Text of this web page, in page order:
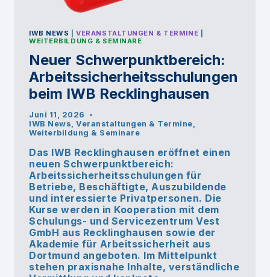
IWB NEWS |VERANSTALTUNGEN & TERMINE
WEITERBILDUNG & SEMINARE
Neuer Schwerpunktbereich:
Arbeitssicherheitsschulungen
beim IWB Recklinghausen
Juni 11, 2026
IWB News, Veranstaltungen & Termine,
Weiterbildung & Seminare
Das IWB Recklinghausen eröffnet einen
neuen Schwerpunktbereich:
Arbeitssicherheitsschulungen für
Betriebe, Beschäftigte, Auszubildende
und interessierte Privatpersonen. Die
Kurse werden in Kooperation mit dem
Schulungs- und Servicezentrum Vest
GmbH aus Recklinghausen sowie der
Akademie für Arbeitssicherheit aus
Dortmund angeboten. Im Mittelpunkt
stehen praxisnahe Inhalte, verständliche